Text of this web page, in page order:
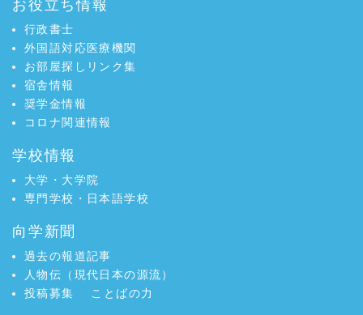
お役立ち情報
行政書士
外国語対応医療機関
お部屋探しリンク集
宿舎情報
奨学金情報
コロナ関連情報
学校情報
大学・大学院
専門学校・日本語学校
向学新聞
過去の報道記事
人物伝（現代日本の源流）
投稿募集
ことばの力